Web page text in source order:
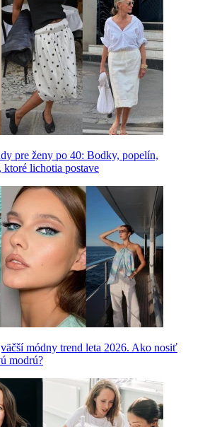
pre ženy po 40: Bodky, popelín,
ktoré lichotia postave
módny trend leta 2026. Ako nosiť
modrú?